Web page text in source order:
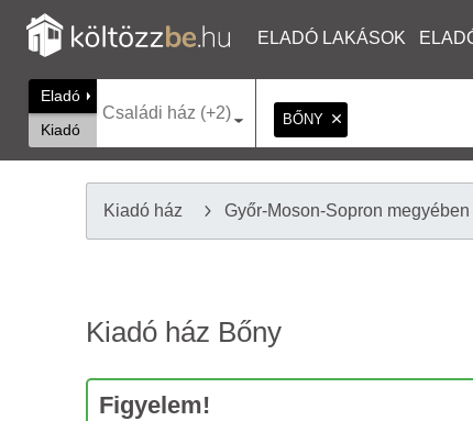
ELADÓ LAKÁSOK
Eladó
Kiadó
Családi ház (+2) BŐNY
Kiadó ház Győr-Moson-Sopron megyében
Kiadó ház Bőny
Figyelem!